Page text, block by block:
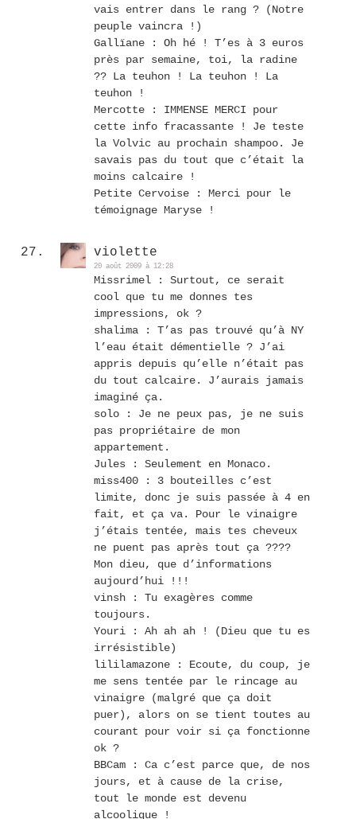
vais entrer dans le rang ? (Notre
peuple vaincra !)
Gallïane : Oh hé ! T’es à 3 euros
près par semaine, toi, la radine
?? La teuhon ! La teuhon ! La
teuhon !
Mercotte : IMMENSE MERCI pour
cette info fracassante ! Je teste
la Volvic au prochain shampoo. Je
savais pas du tout que c’était la
moins calcaire !
Petite Cervoise : Merci pour le
témoignage Maryse !
violette
20 août 2009 à 12:28
Missrimel : Surtout, ce serait
cool que tu me donnes tes
impressions, ok ?
shalima : T’as pas trouvé qu’à NY
l’eau était démentielle ? J’ai
appris depuis qu’elle n’était pas
du tout calcaire. J’aurais jamais
imaginé ça.
solo : Je ne peux pas, je ne suis
pas propriétaire de mon
appartement.
Jules : Seulement en Monaco.
miss400 : 3 bouteilles c’est
limite, donc je suis passée à 4 en
fait, et ça va. Pour le vinaigre
j’étais tentée, mais tes cheveux
ne puent pas après tout ça ????
Mon dieu, que d’informations
aujourd’hui !!!
vinsh : Tu exagères comme
toujours.
Youri : Ah ah ah ! (Dieu que tu es
irrésistible)
lililamazone : Ecoute, du coup, je
me sens tentée par le rincage au
vinaigre (malgré que ça doit
puer), alors on se tient toutes au
courant pour voir si ça fonctionne
ok ?
BBCam : Ca c’est parce que, de nos
jours, et à cause de la crise,
tout le monde est devenu
alcoolique !